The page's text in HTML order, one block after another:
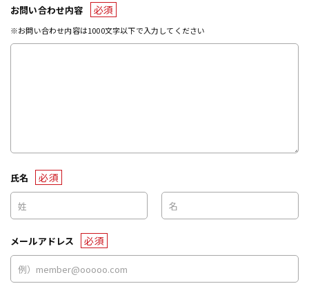
お問い合わせ内容 必須
※お問い合わせ内容は1000文字以下で入力してください
氏名 必須
メールアドレス 必須